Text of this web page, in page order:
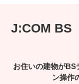
J:COM BS
お住いの建物がBS
ン操作